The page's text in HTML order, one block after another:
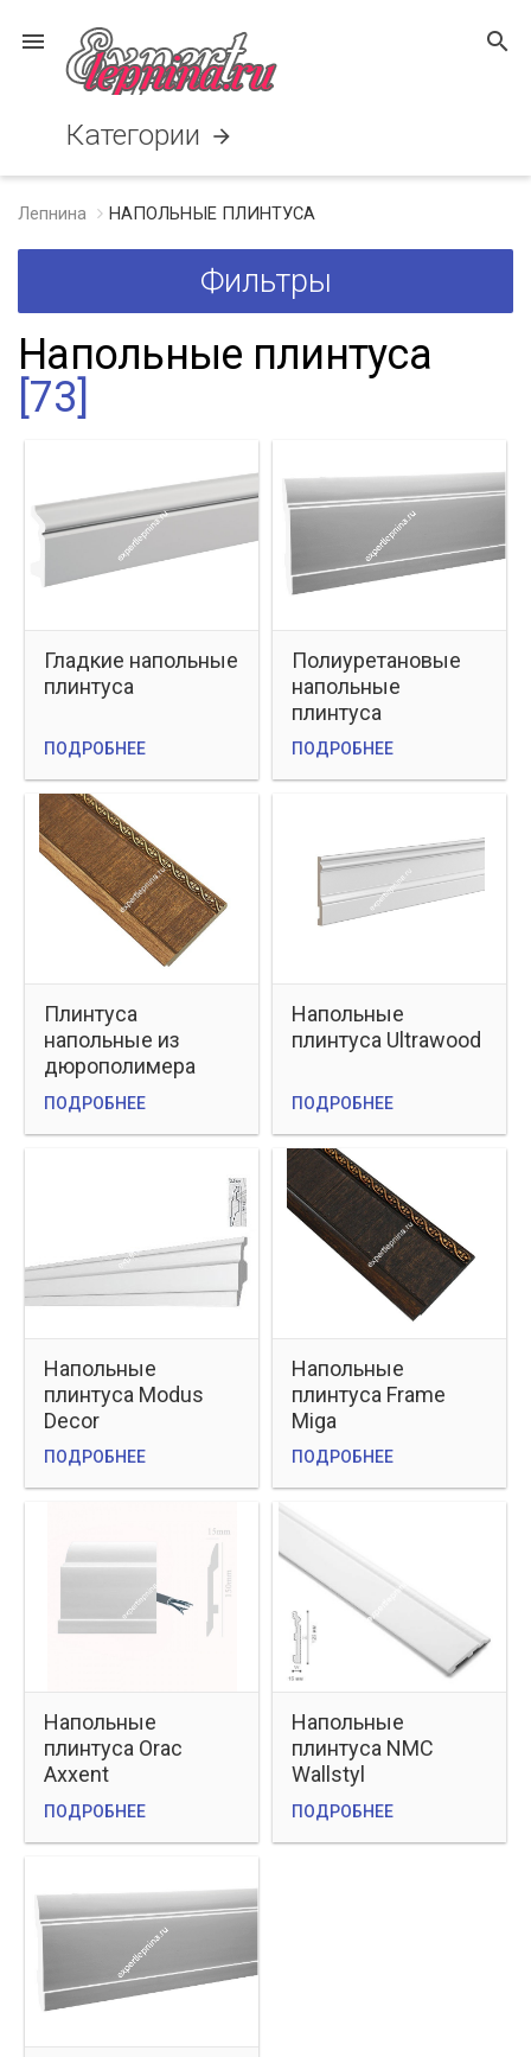
menu search
Категории arrow_forward
Лепнина НАПОЛЬНЫЕ ПЛИНТУСА
Фильтры
Напольные плинтуса
[73]
Гладкие напольные
плинтуса
ПОДРОБНЕЕ
Полиуретановые
напольные
плинтуса
ПОДРОБНЕЕ
Плинтуса
напольные из
дюрополимера
ПОДРОБНЕЕ
Напольные
плинтуса Ultrawood
ПОДРОБНЕЕ
Напольные
плинтуса Modus
Decor
ПОДРОБНЕЕ
Напольные
плинтуса Frame
Miga
ПОДРОБНЕЕ
Напольные
плинтуса Orac
Axxent
ПОДРОБНЕЕ
Напольные
плинтуса NMC
Wallstyl
ПОДРОБНЕЕ